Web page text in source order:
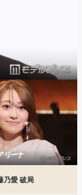
リーナ
乃愛 破局